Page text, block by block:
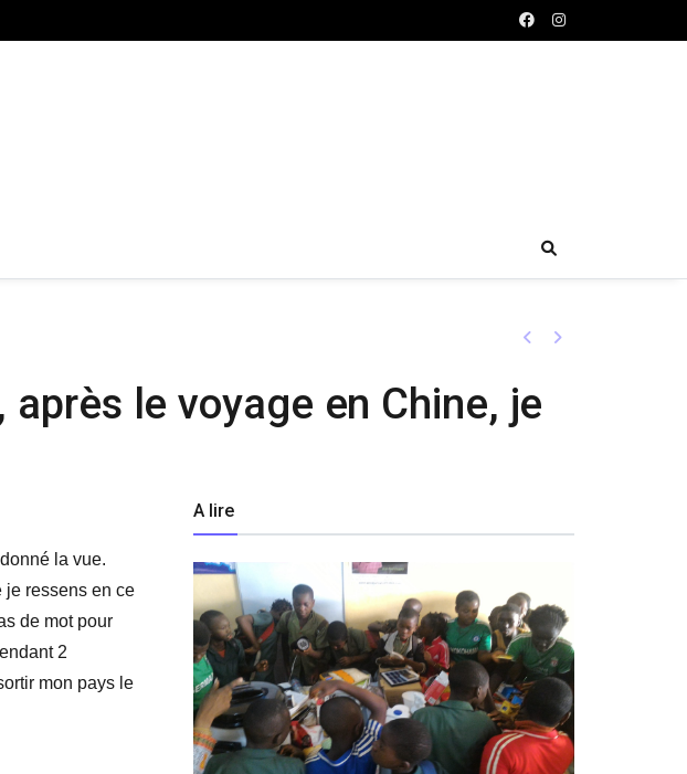
Previous
Next
le voyage en Chine, je
la vue.
je ressens en ce
de mot pour
2
mon pays le
A lire